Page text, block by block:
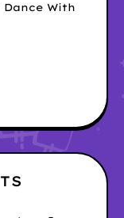
Dance With